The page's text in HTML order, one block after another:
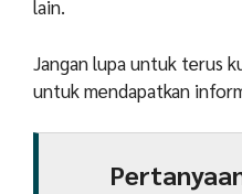
lain.
Jangan lupa untuk terus
untuk mendapatkan